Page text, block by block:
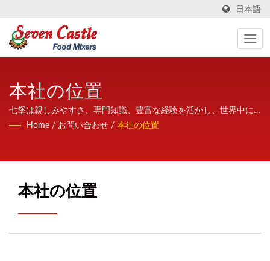
日本語
本社の位置
七堡は親しみやすさ、専門知識、豊富な経験を活かし、世界中に
高品質かつ高安定性の加熱撹拌機を提供しています。
Home / お問い合わせ / 本社の位置
本社の位置